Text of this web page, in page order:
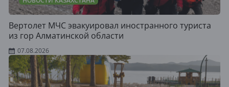
Вертолет МЧС эвакуировал иностранного туриста
из гор Алматинской области
07.08.2026